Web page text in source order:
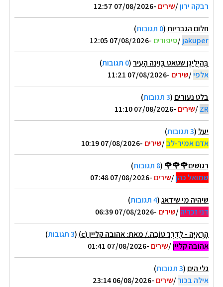
רבקה ירון/שירים -07/08/2026 12:57
חלום הגבריות(0 תגובות
)
jakuper
/סיפורים -07/08/2026 12:05
בְּהַיְלִיגֶן שטאט בְּוִינָה הָעִיר(0 תגובות
)
אלפי/שירים -07/08/2026 11:21
בלט נעורים (3 תגובות
)
ZR
/שירים -07/08/2026 11:10
יעל (3 תגובות
)
אדם אמיר-לב/שירים -07/08/2026 10:19
רִגּוּשִׁים🌹🌹🌹 (8 תגובות
)
שמואל כהן/שירים -07/08/2026 07:48
שיהיה מי שידאג(4 תגובות
)
דני זכריה/שירים -07/08/2026 06:39
הָרְאִיָּה - לְדֶרֶךְ טוֹבָה./ מאת: אהובה קליין (c) (3 תגובות
)
אהובה קליין/שירים -07/08/2026 01:41
גלי הים (3 תגובות
)
אילה בכור/שירים -06/08/2026 23:14